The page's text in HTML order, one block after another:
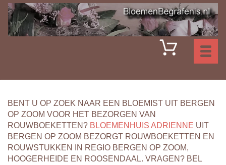
BENT U OP ZOEK NAAR EEN BLOEMIST UIT BERGEN
OP ZOOM VOOR HET BEZORGEN VAN
ROUWBOEKETTEN? BLOEMENHUIS ADRIENNE UIT
BERGEN OP ZOOM BEZORGT ROUWBOEKETTEN EN
ROUWSTUKKEN IN REGIO BERGEN OP ZOOM,
HOOGERHEIDE EN ROOSENDAAL. VRAGEN? BEL